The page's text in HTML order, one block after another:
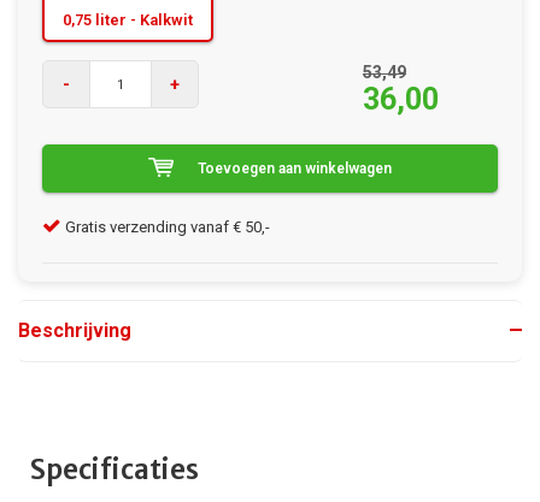
0,75 liter - Kalkwit
- +
53,49
36,00
Toevoegen aan winkelwagen
Gratis verzending vanaf € 50,-
Beschrijving
Specificaties